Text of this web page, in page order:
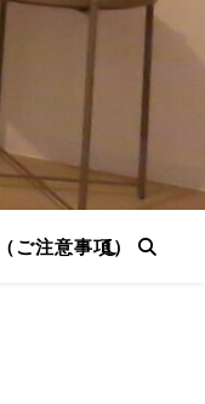
ご注意事項）